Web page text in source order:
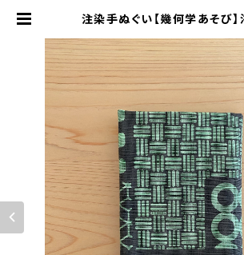
注染手ぬぐい【幾何学あそび】
亀甲 日本製 | kitaya